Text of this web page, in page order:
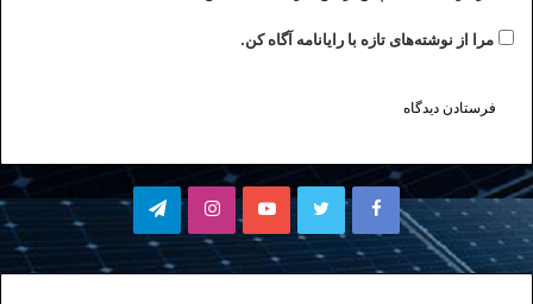
مرا از نوشته‌های تازه با رایانامه آگاه کن.
فیسبوک توییتر یوتیوباینستاگرام
تلگرام